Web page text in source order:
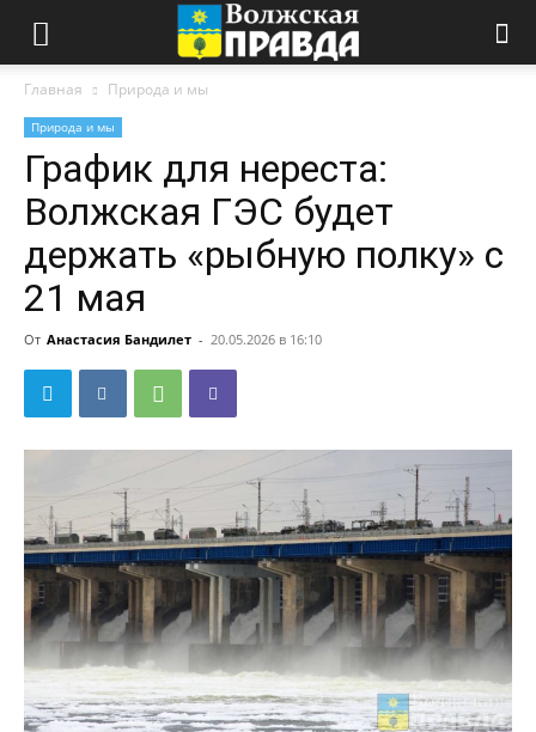
Главная Природа и мы
Природа и мы
График для нереста:
Волжская ГЭС будет
держать «рыбную полку» с
21 мая
От Анастасия Бандилет - 20.05.2026 в 16:10